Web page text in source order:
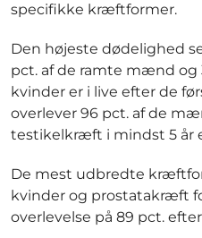
specifikke kræftformer.
Den højeste dødelighed
pct. af de ramte mænd og
kvinder er i live efter de
overlever 96 pct. af de
testikelkræft i mindst 5 år
De mest udbredte
kvinder og prostatakræft
overlevelse på 89 pct. efter